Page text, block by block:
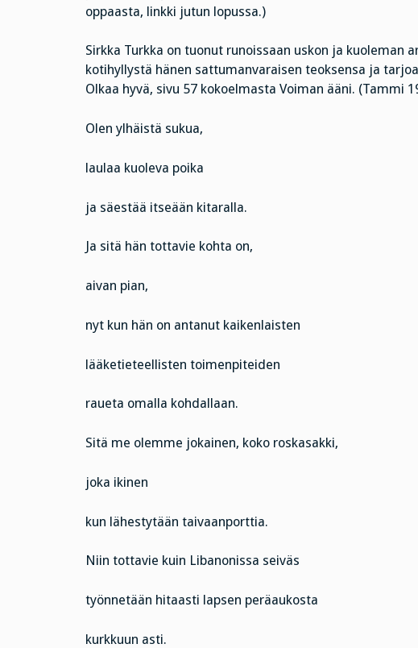
oppaasta, linkki jutun lopussa.)
Sirkka Turkka on tuonut runoissaan uskon ja kuoleman
kotihyllystä hänen sattumanvaraisen teoksensa ja
Olkaa hyvä, sivu 57 kokoelmasta Voiman ääni. (Tammi
Olen ylhäistä sukua,
laulaa kuoleva poika
ja säestää itseään kitaralla.
Ja sitä hän tottavie kohta on,
aivan pian,
nyt kun hän on antanut kaikenlaisten
lääketieteellisten toimenpiteiden
raueta omalla kohdallaan.
Sitä me olemme jokainen, koko roskasakki,
joka ikinen
kun lähestytään taivaanporttia.
Niin tottavie kuin Libanonissa seiväs
työnnetään hitaasti lapsen peräaukosta
kurkkuun asti.